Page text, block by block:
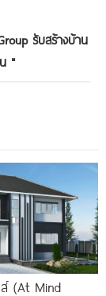
รับสร้างบ้าน
"
(At Mind